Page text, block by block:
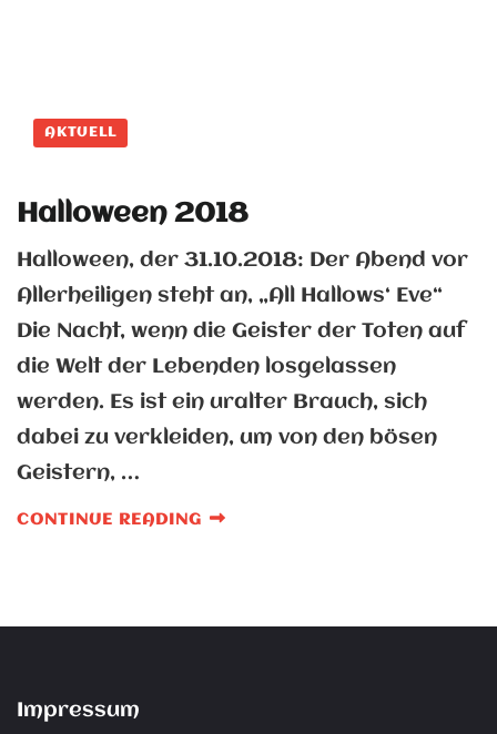
AKTUELL
Halloween 2018
Halloween, der 31.10.2018: Der Abend vor
Allerheiligen steht an, „All Hallows‘ Eve“
Die Nacht, wenn die Geister der Toten auf
die Welt der Lebenden losgelassen
werden. Es ist ein uralter Brauch, sich
dabei zu verkleiden, um von den bösen
Geistern, …
CONTINUE READING
Impressum